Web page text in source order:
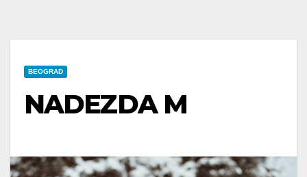
BEOGRAD
NADEZDA M